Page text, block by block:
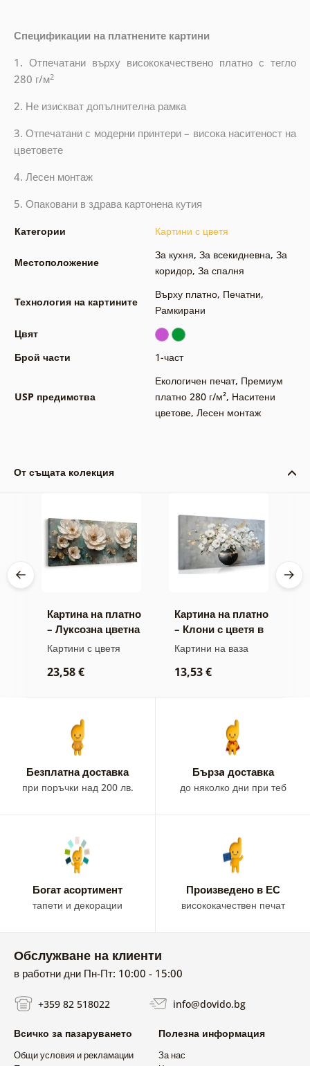
Спецификации на платнените картини
1. Отпечатани върху висококачествено платно с тегло
280 г/м2
2. Не изискват допълнителна рамка
3. Отпечатани с модерни принтери – висока наситеност на
цветовете
4. Лесен монтаж
5. Опаковани в здрава картонена кутия
Категории Картини с цветя
Местоположение
За кухня, За всекидневна, За
коридор, За спалня
Технология на картините
Върху платно, Печатни,
Рамкирани
Цвят
Брой части
1-част
USP предимства
Екологичен печат, Премиум
платно 280 г/м², Наситени
цветове, Лесен монтаж
От същата колекция
Картина на платно
– Луксозна цветна
хармония
Картини с цветя
23,58 €
Картина на платно
– Клони с цветя в
черна ваза
Картини на ваза
13,53 €
Безплатна доставка
при поръчки над 200 лв.
Бързa доставка
до няколко дни при теб
Богат асортимент
тапети и декорации
Произведено в ЕС
висококачествен печат
Обслужване на клиенти
в работни дни Пн-Пт: 10:00 - 15:00
+359 82 518022 info@dovido.bg
Всичко за пазаруването
Общи условия и рекламации
Полезна информация
За нас